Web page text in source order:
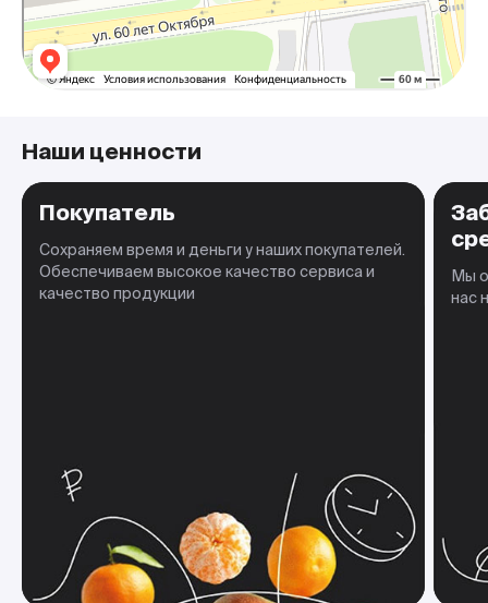
Наши ценности
Покупатель
Сохраняем время и деньги у наших покупателей.
Обеспечиваем высокое качество сервиса и
качество продукции
Мы
нас